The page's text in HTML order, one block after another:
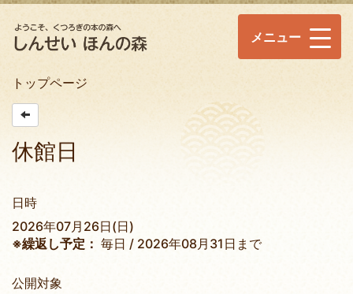
メニュー
トップページ
休館日
日時
2026年07月26日(日)
※繰返し予定： 毎日 / 2026年08月31日まで
公開対象